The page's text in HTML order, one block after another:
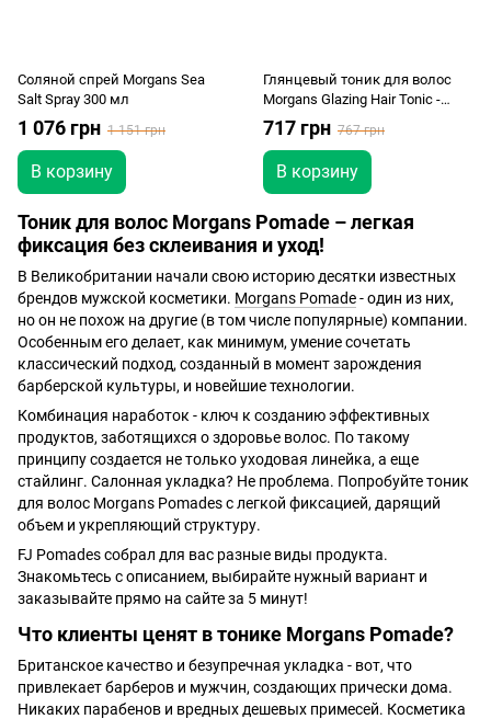
Соляной спрей Morgans Sea
Salt Spray 300 мл
1 076 грн 1 151 грн
В корзину
Глянцевый тоник для волос
Morgans Glazing Hair Tonic -
Spiced Rum 250мл
717 грн 767 грн
В корзину
Тоник для волос Morgans Pomade – легкая
фиксация без склеивания и уход!
В Великобритании начали свою историю десятки известных
брендов мужской косметики. Morgans Pomade- один из них,
но он не похож на другие (в том числе популярные) компании.
Особенным его делает, как минимум, умение сочетать
классический подход, созданный в момент зарождения
барберской культуры, и новейшие технологии.
Комбинация наработок - ключ к созданию эффективных
продуктов, заботящихся о здоровье волос. По такому
принципу создается не только уходовая линейка, а еще
стайлинг. Салонная укладка? Не проблема. Попробуйте тоник
для волос Morgans Pomades с легкой фиксацией, дарящий
объем и укрепляющий структуру.
FJ Pomades собрал для вас разные виды продукта.
Знакомьтесь с описанием, выбирайте нужный вариант и
заказывайте прямо на сайте за 5 минут!
Что клиенты ценят в тонике Morgans Pomade?
Британское качество и безупречная укладка - вот, что
привлекает барберов и мужчин, создающих прически дома.
Никаких парабенов и вредных дешевых примесей. Косметика